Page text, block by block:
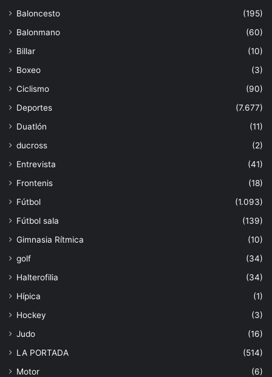
Baloncesto
(195)
Balonmano
(60)
Billar
(10)
Boxeo
(3)
Ciclismo
(90)
Deportes
(7.677)
Duatlón
(11)
ducross
(2)
Entrevista
(41)
Frontenis
(18)
Fútbol
(1.093)
Fútbol sala
(139)
Gimnasia Rítmica
(10)
golf
(34)
Halterofilia
(34)
Hípica
(1)
Hockey
(3)
Judo
(16)
LA PORTADA
(514)
Motor
(6)